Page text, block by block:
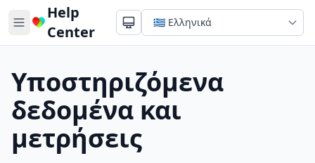
Help
Center
Υποστηριζόμενα
δεδομένα και
μετρήσεις